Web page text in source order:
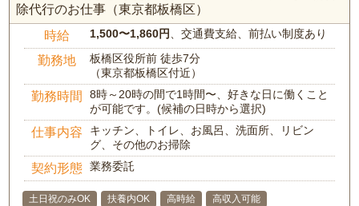
除代行のお仕事（東京都板橋区）
時給 1,500〜1,860円、交通費支給、前払い制度あり
勤務地
板橋区役所前 徒歩7分
（東京都板橋区付近）
勤務時間
8時～20時の間で1時間〜、好きな日に働くこと
が可能です。(候補の日時から選択)
仕事内容
キッチン、トイレ、お風呂、洗面所、リビン
グ、その他のお掃除
契約形態 業務委託
土日祝のみOK 扶養内OK 高時給
高収入可能